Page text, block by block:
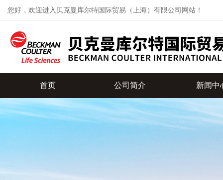
您好，欢迎进入贝克曼库尔特国际贸易（上海）有限公司网站！
首页 公司简介 新闻中